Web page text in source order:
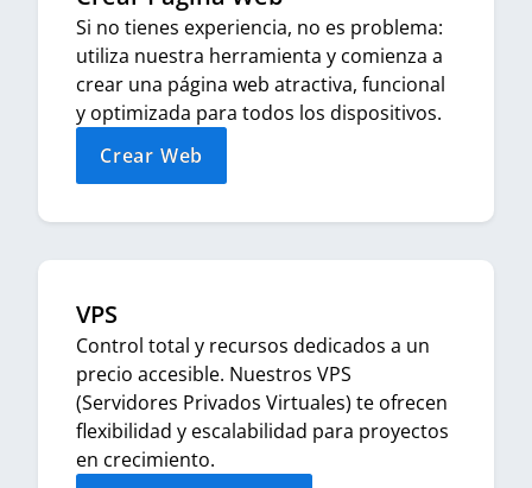
Si no tienes experiencia, no es problema:
utiliza nuestra herramienta y comienza a
crear una página web atractiva, funcional
y optimizada para todos los dispositivos.
Crear Web
VPS
Control total y recursos dedicados a un
precio accesible. Nuestros VPS
(Servidores Privados Virtuales) te ofrecen
flexibilidad y escalabilidad para proyectos
en crecimiento.